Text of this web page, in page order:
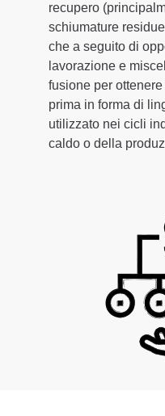
recupero
schiumature
che a seguito di
lavorazione e
fusione per
prima in forma di
utilizzato nei cicli
caldo o della